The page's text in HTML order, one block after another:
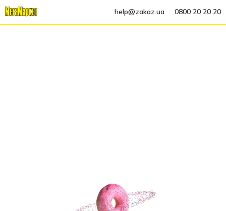
help@zakaz.ua 0800 20 20 20